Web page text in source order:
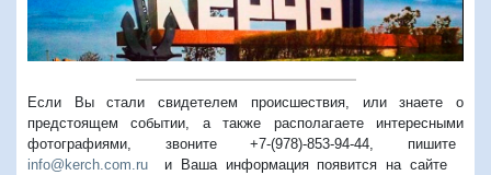
Если Вы стали свидетелем происшествия, или знаете о
предстоящем событии, а также располагаете интересными
фотографиями, звоните +7-(978)-853-94-44, пишите
info@kerch.com.ru и Ваша информация появится на сайте